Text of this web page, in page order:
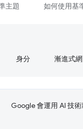
主題 如何使用基
身分 漸進式
Google 會運用 AI 技